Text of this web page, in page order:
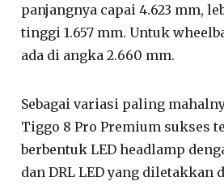
panjangnya capai 4.623 mm,
tinggi 1.657 mm. Untuk
ada di angka 2.660 mm.
Sebagai variasi paling
Tiggo 8 Pro Premium sukses
berbentuk LED headlamp
dan DRL LED yang diletakkan